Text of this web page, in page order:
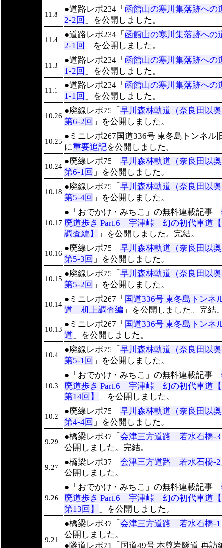
11.8
●道路レポ234「 函館山の寒川集落跡へ
2-2回 」を公開しました。
11.4
●道路レポ234「 函館山の寒川集落跡へ
2-1回 」を公開しました。
11.3
●道路レポ234「 函館山の寒川集落跡へ
1-2回 」を公開しました。
11.1
●道路レポ234「 函館山の寒川集落跡へ
1-1回 」を公開しました。
10.26
●廃線レポ75「 早川森林軌道（奈良田
第6-2回 」を公開しました。
10.25
●ミニレポ267国道336号 東冬島トンネル
に重要追記を公開しました。
10.24
●廃線レポ75「 早川森林軌道（奈良田
第6-1回 」を公開しました。
10.18
●廃線レポ75「 早川森林軌道（奈良田
第5-4回 」を公開しました。
10.17
●「おでかけ・みちこ」の無料連載記事「
廃道歩き Part.6 宇津峠 幻の初代車道
調査編】
」を公開しました。完結。
10.16
●廃線レポ75「 早川森林軌道（奈良田
第5-3回 」を公開しました。
10.15
●廃線レポ75「 早川森林軌道（奈良田
第5-2回 」を公開しました。
10.14
●ミニレポ267「 国道336号 東冬島トンネ
道 机上調査編 」を公開しました。完結
10.13
●ミニレポ267「 国道336号 東冬島トンネ
道 」を公開しました。
10.4
●廃線レポ75「 早川森林軌道（奈良田
第5-1回 」を公開しました。
10.3
●「おでかけ・みちこ」の無料連載記事「
廃道歩き Part.6 宇津峠 幻の初代車道
第14回】
」を公開しました。
10.2
●廃線レポ75「 早川森林軌道（奈良田
第4-4回 」を公開しました。
9.29
●橋梁レポ37「 会津三方道路 若水石橋-3
公開しました。完結。
9.27
●橋梁レポ37「 会津三方道路 若水石橋-2
公開しました。
9.26
●「おでかけ・みちこ」の無料連載記事「
廃道歩き Part.6 宇津峠 幻の初代車道
第13回】
」を公開しました。
9.21
●橋梁レポ37「 会津三方道路 若水石橋-1
公開しました。
●隧道レポ71「国道49号 本尊岩隧道 再訪